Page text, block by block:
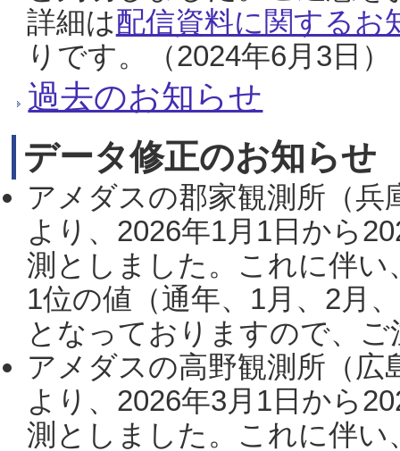
詳細は配信資料に関するお
りです。（2024年6月3日）
過去のお知らせ
データ修正のお知らせ
アメダスの郡家観測所（
より、2026年1月1日から
測としました。これに伴い
1位の値（通年、1月、2月
となっておりますので、
アメダスの高野観測所（
より、2026年3月1日から
測としました。これに伴い